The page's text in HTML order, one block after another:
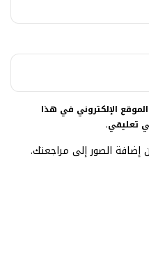
الإلكتروني في هذا
تعليقي.
الصور إلى مراجعتك.